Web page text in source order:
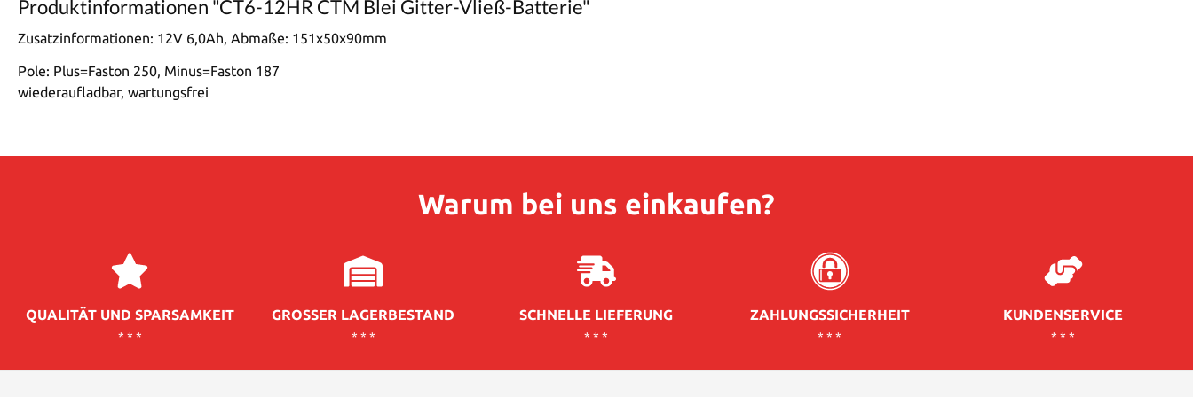
Produktinformationen "CT6-12HR CTM Blei Gitter-Vließ-Batterie"
Zusatzinformationen: 12V 6,0Ah, Abmaße: 151x50x90mm
Pole: Plus=Faston 250, Minus=Faston 187
wiederaufladbar, wartungsfrei
Warum bei uns einkaufen?
QUALITÄT UND SPARSAMKEIT
* * *
GROSSER LAGERBESTAND
* * *
SCHNELLE LIEFERUNG
* * *
ZAHLUNGSSICHERHEIT
* * *
KUNDENSERVICE
* * *